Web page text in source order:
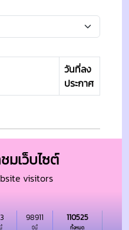
วันที่ลง
ประกาศ
มเว็บไซต์
visitors
ปีนี้
98911
ทั้งหมด
110525